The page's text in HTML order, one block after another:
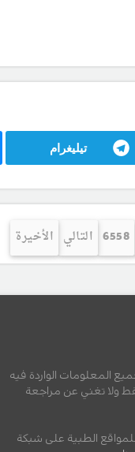
تيليغرام
6558 التالي الأخيرة
المعلومات الواردة فيه
ولا تغني عن مراجعة
الطبية على شبكة